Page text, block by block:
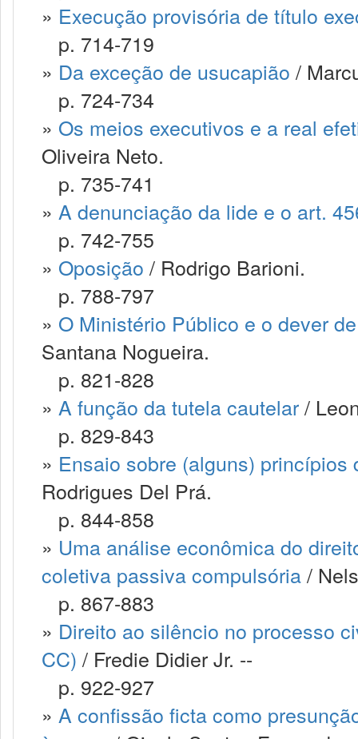
» Execução provisória de título
p. 714-719
» Da exceção de usucapião /
p. 724-734
» Os meios executivos e a real
Oliveira Neto.
p. 735-741
» A denunciação da lide e o art.
p. 742-755
» Oposição / Rodrigo Barioni.
p. 788-797
» O Ministério Público e o dever
Santana Nogueira.
p. 821-828
» A função da tutela cautelar/
p. 829-843
» Ensaio sobre (alguns) princípios
Rodrigues Del Prá.
p. 844-858
» Uma análise econômica do
coletiva passiva compulsória/
p. 867-883
» Direito ao silêncio no processo
CC) / Fredie Didier Jr. --
p. 922-927
» A confissão ficta como